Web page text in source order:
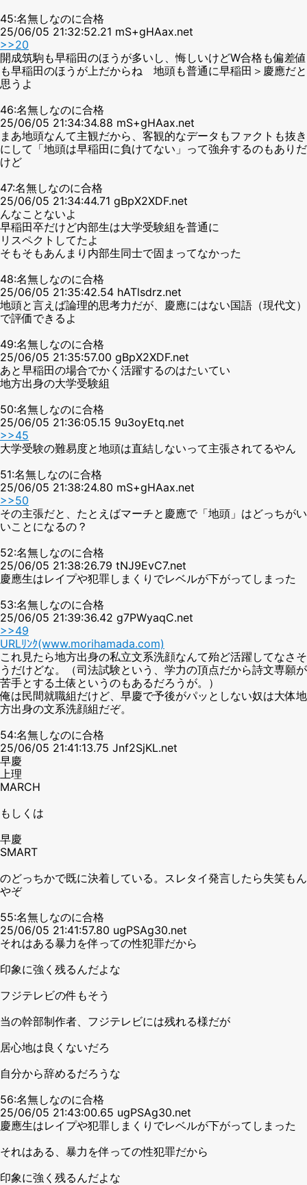
45:名無しなのに合格
25/06/05 21:32:52.21 mS+gHAax.net
>>20
開成筑駒も早稲田のほうが多いし、悔しいけどW合格も偏差値
も早稲田のほうが上だからね 地頭も普通に早稲田＞慶應だと
思うよ
46:名無しなのに合格
25/06/05 21:34:34.88 mS+gHAax.net
まあ地頭なんて主観だから、客観的なデータもファクトも抜き
にして「地頭は早稲田に負けてない」って強弁するのもありだ
けど
47:名無しなのに合格
25/06/05 21:34:44.71 gBpX2XDF.net
んなことないよ
早稲田卒だけど内部生は大学受験組を普通に
リスペクトしてたよ
そもそもあんまり内部生同士で固まってなかった
48:名無しなのに合格
25/06/05 21:35:42.54 hATlsdrz.net
地頭と言えば論理的思考力だが、慶應にはない国語（現代文）
で評価できるよ
49:名無しなのに合格
25/06/05 21:35:57.00 gBpX2XDF.net
あと早稲田の場合でかく活躍するのはたいてい
地方出身の大学受験組
50:名無しなのに合格
25/06/05 21:36:05.15 9u3oyEtq.net
>>45
大学受験の難易度と地頭は直結しないって主張されてるやん
51:名無しなのに合格
25/06/05 21:38:24.80 mS+gHAax.net
>>50
その主張だと、たとえばマーチと慶應で「地頭」はどっちがい
いことになるの？
52:名無しなのに合格
25/06/05 21:38:26.79 tNJ9EvC7.net
慶應生はレイプや犯罪しまくりでレベルが下がってしまった
53:名無しなのに合格
25/06/05 21:39:36.42 g7PWyaqC.net
>>49
URLﾘﾝｸ(www.morihamada.com)
これ見たら地方出身の私立文系洗顔なんて殆ど活躍してなさそ
うだけどな。（司法試験という、学力の頂点だから詩文専願が
苦手とする土俵というのもあるだろうが。）
俺は民間就職組だけど、早慶で予後がパッとしない奴は大体地
方出身の文系洗顔組だぞ。
54:名無しなのに合格
25/06/05 21:41:13.75 Jnf2SjKL.net
早慶
上理
MARCH
もしくは
早慶
SMART
のどっちかで既に決着している。スレタイ発言したら失笑もん
やぞ
55:名無しなのに合格
25/06/05 21:41:57.80 ugPSAg30.net
それはある暴力を伴っての性犯罪だから
印象に強く残るんだよな
フジテレビの件もそう
当の幹部制作者、フジテレビには残れる様だが
居心地は良くないだろ
自分から辞めるだろうな
56:名無しなのに合格
25/06/05 21:43:00.65 ugPSAg30.net
慶應生はレイプや犯罪しまくりでレベルが下がってしまった
それはある、暴力を伴っての性犯罪だから
印象に強く残るんだよな